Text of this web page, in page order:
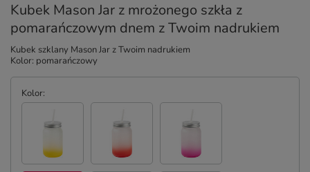
Kubek Mason Jar z mrożonego szkła z
pomarańczowym dnem z Twoim nadrukiem
Kubek szklany Mason Jar z Twoim nadrukiem
Kolor: pomarańczowy
Kolor